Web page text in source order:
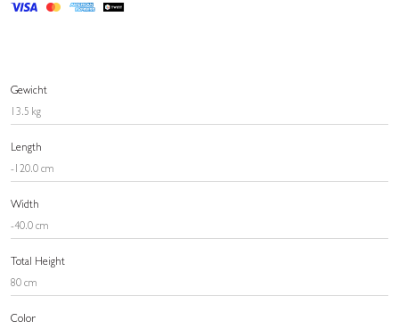
Gewicht
13.5 kg
Length
-120.0 cm
Width
-40.0 cm
Total Height
80 cm
Color